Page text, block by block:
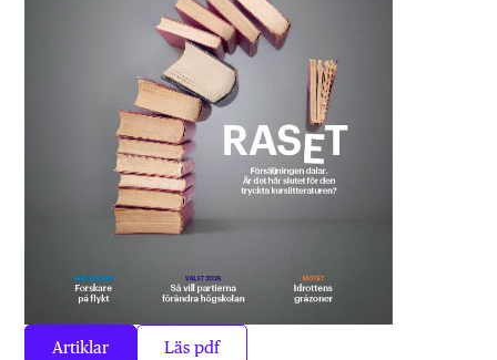
Artiklar Läs pdf